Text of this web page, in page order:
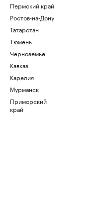
Пермский край
Ростов-на-Дону
Татарстан
Тюмень
Черноземье
Кавказ
Карелия
Мурманск
Приморский
край